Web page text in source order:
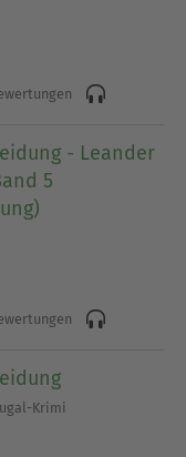
- Leander
5
Krimi